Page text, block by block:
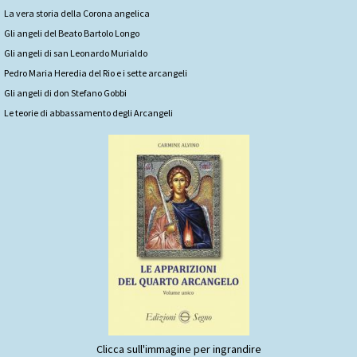
La vera storia della Corona angelica
Gli angeli del Beato Bartolo Longo
Gli angeli di san Leonardo Murialdo
Pedro Maria Heredia del Rio e i sette arcangeli
Gli angeli di don Stefano Gobbi
Le teorie di abbassamento degli Arcangeli
Clicca sull'immagine per ingrandire